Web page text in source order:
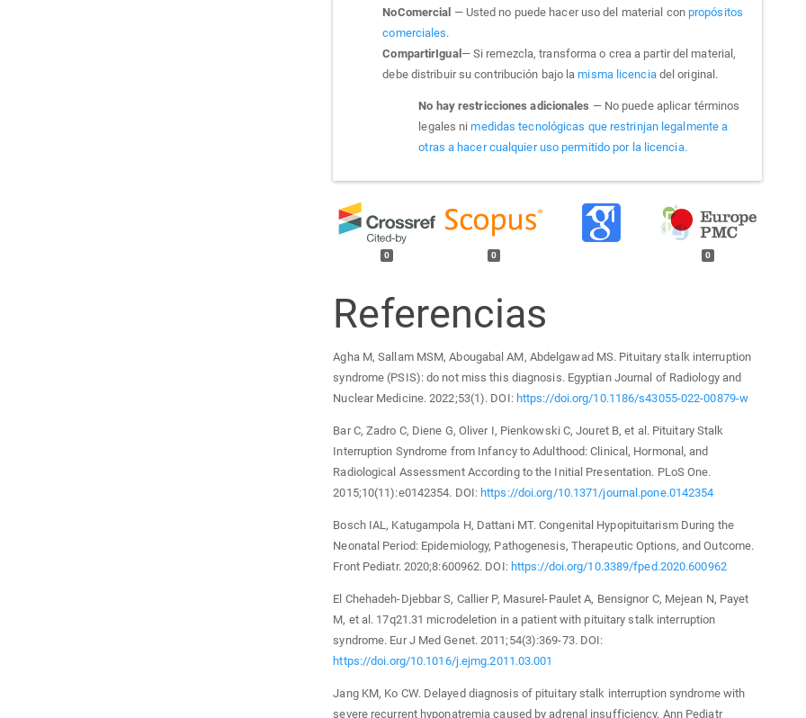
NoComercial — Usted no puede hacer uso del material con propósitos
comerciales.
CompartirIgual — Si remezcla, transforma o crea a partir del material,
debe distribuir su contribución bajo lamisma licenciadel original.
No hay restricciones adicionales — No puede aplicar términos
legales nimedidas tecnológicas que restrinjan legalmente a
otras a hacer cualquier uso permitido por la licencia.
0 0 0
Referencias
Agha M, Sallam MSM, Abougabal AM, Abdelgawad MS. Pituitary stalk interruption
syndrome (PSIS): do not miss this diagnosis. Egyptian Journal of Radiology and
Nuclear Medicine. 2022;53(1). DOI: https://doi.org/10.1186/s43055-022-00879-w
Bar C, Zadro C, Diene G, Oliver I, Pienkowski C, Jouret B, et al. Pituitary Stalk
Interruption Syndrome from Infancy to Adulthood: Clinical, Hormonal, and
Radiological Assessment According to the Initial Presentation. PLoS One.
2015;10(11):e0142354. DOI:https://doi.org/10.1371/journal.pone.0142354
Bosch IAL, Katugampola H, Dattani MT. Congenital Hypopituitarism During the
Neonatal Period: Epidemiology, Pathogenesis, Therapeutic Options, and Outcome.
Front Pediatr. 2020;8:600962. DOI: https://doi.org/10.3389/fped.2020.600962
El Chehadeh-Djebbar S, Callier P, Masurel-Paulet A, Bensignor C, Mejean N, Payet
M, et al. 17q21.31 microdeletion in a patient with pituitary stalk interruption
syndrome. Eur J Med Genet. 2011;54(3):369-73. DOI:
https://doi.org/10.1016/j.ejmg.2011.03.001
Jang KM, Ko CW. Delayed diagnosis of pituitary stalk interruption syndrome with
severe recurrent hyponatremia caused by adrenal insufficiency. Ann Pediatr